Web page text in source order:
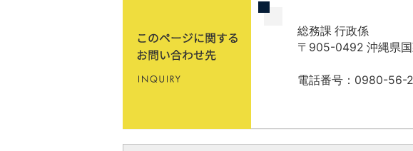
総務課 行政係
〒905-0492 沖縄県
電話番号：0980-56-